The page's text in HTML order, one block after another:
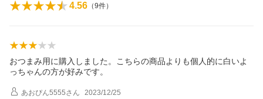
4.56 （9件）
おつまみ用に購入しました。こちらの商品よりも個人的に白いよ
っちゃんの方が好みです。
あおぴん5555さん 2023/12/25